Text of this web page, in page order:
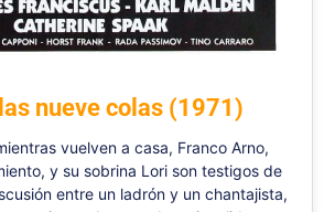
nueve colas (1971)
vuelven a casa, Franco Arno,
y su sobrina Lori son testigos de
entre un ladrón y un chantajista,